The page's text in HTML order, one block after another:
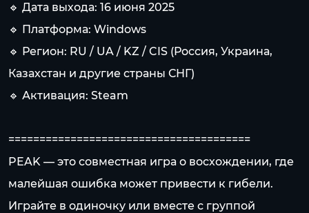
🔹 Дата выхода: 16 июня 2025
🔹 Платформа: Windows
🔹 Регион: RU / UA / KZ / CIS (Россия, Украина,
Казахстан и другие страны СНГ)
🔹 Активация: Steam
=======================================
PEAK — это совместная игра о восхождении, где
малейшая ошибка может привести к гибели.
Играйте в одиночку или вместе с группой